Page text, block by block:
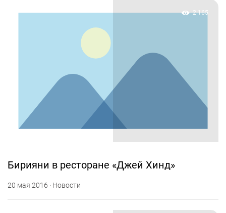
2 165
Бирияни в ресторане «Джей Хинд»
20 мая 2016 · Новости